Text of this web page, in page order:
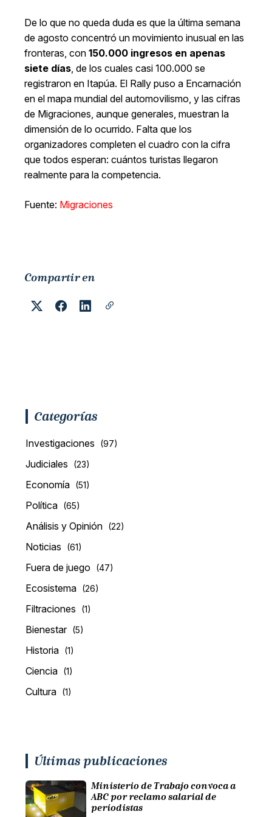
De lo que no queda duda es que la última semana
de agosto concentró un movimiento inusual en las
fronteras, con 150.000 ingresos en apenas
siete días, de los cuales casi 100.000 se
registraron en Itapúa. El Rally puso a Encarnación
en el mapa mundial del automovilismo, y las cifras
de Migraciones, aunque generales, muestran la
dimensión de lo ocurrido. Falta que los
organizadores completen el cuadro con la cifra
que todos esperan: cuántos turistas llegaron
realmente para la competencia.
Fuente: Migraciones
Compartir en
Categorías
Investigaciones (97)
Judiciales (23)
Economía (51)
Política (65)
Análisis y Opinión (22)
Noticias (61)
Fuera de juego (47)
Ecosistema (26)
Filtraciones (1)
Bienestar (5)
Historia (1)
Ciencia (1)
Cultura (1)
Últimas publicaciones
Ministerio de Trabajo convoca a
ABC por reclamo salarial de
periodistas